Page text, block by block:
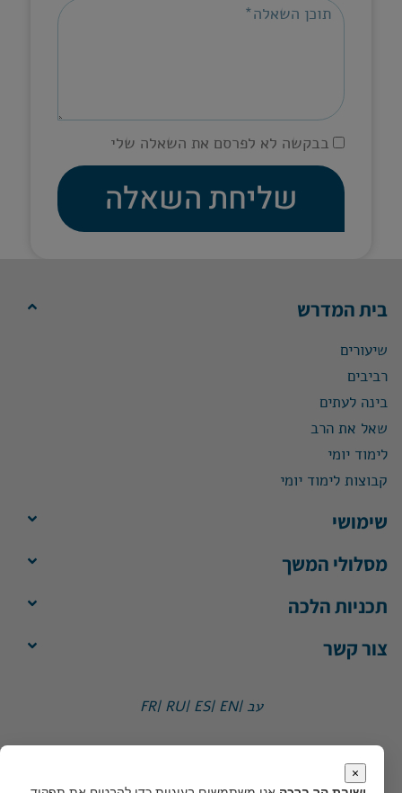
בבקשה לא לפרסם את השאלה שלי
שליחת השאלה
בית המדרש
שיעורים
רביבים
בינה לעתים
שאל את הרב
לימוד יומי
קבוצות לימוד יומי
שימושי
מסלולי המשך
תכניות הלכה
צור קשר
עב |EN |
ES |
RU |
FR
×